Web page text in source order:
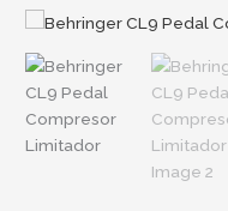
r
Behringer
Pedal
Compresor
Limitador
cantidad